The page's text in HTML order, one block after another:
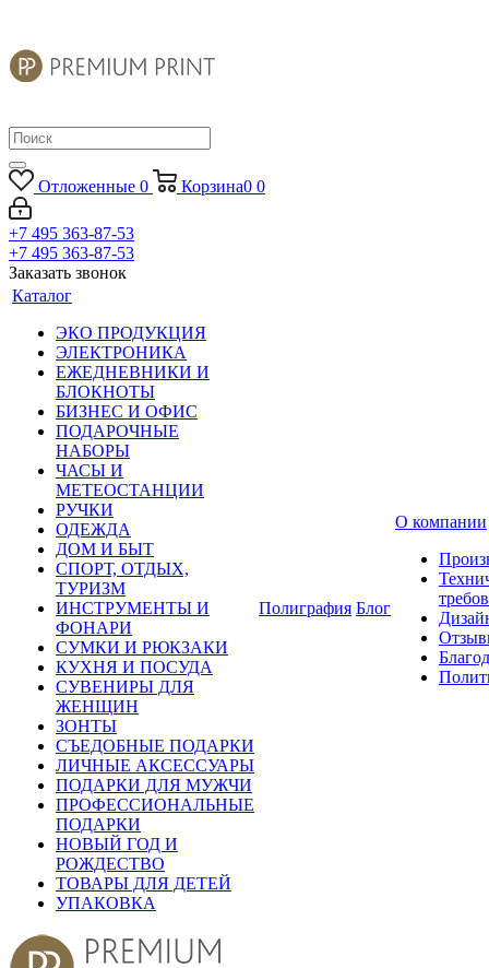
Отложенные 0 Корзина0 0
+7 495 363-87-53
+7 495 363-87-53
Заказать звонок
Каталог
ЭКО ПРОДУКЦИЯ
ЭЛЕКТРОНИКА
ЕЖЕДНЕВНИКИ И
БЛОКНОТЫ
БИЗНЕС И ОФИС
ПОДАРОЧНЫЕ
НАБОРЫ
ЧАСЫ И
МЕТЕОСТАНЦИИ
РУЧКИ
ОДЕЖДА
ДОМ И БЫТ
СПОРТ, ОТДЫХ,
ТУРИЗМ
ИНСТРУМЕНТЫ И
ФОНАРИ
СУМКИ И РЮКЗАКИ
КУХНЯ И ПОСУДА
СУВЕНИРЫ ДЛЯ
ЖЕНЩИН
ЗОНТЫ
СЪЕДОБНЫЕ ПОДАРКИ
ЛИЧНЫЕ АКСЕССУАРЫ
ПОДАРКИ ДЛЯ МУЖЧИ
ПРОФЕССИОНАЛЬНЫЕ
ПОДАРКИ
НОВЫЙ ГОД И
РОЖДЕСТВО
ТОВАРЫ ДЛЯ ДЕТЕЙ
УПАКОВКА
Полиграфия Блог
О компании